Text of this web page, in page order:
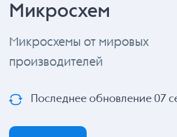
Микросхем
Микросхемы от мировых
производителей
Последнее обновление 07